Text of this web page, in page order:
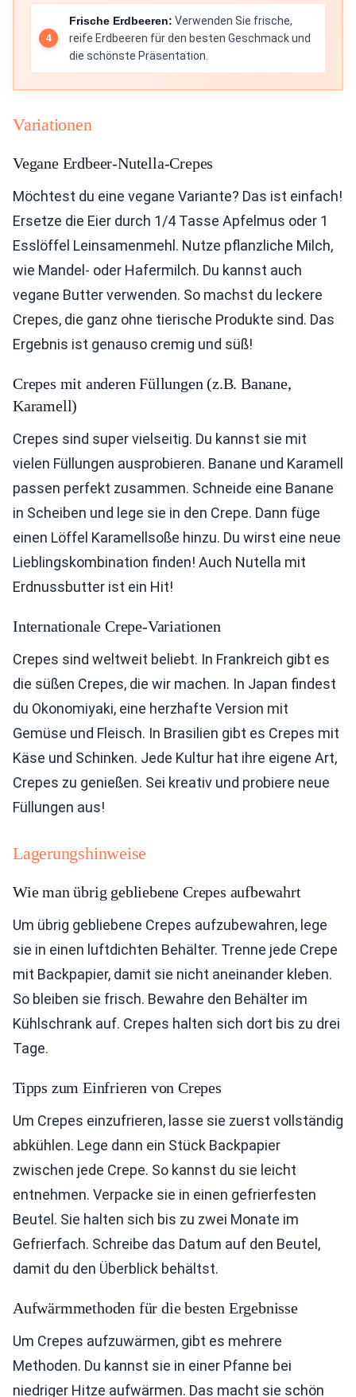
Frische Erdbeeren: Verwenden Sie frische,
reife Erdbeeren für den besten Geschmack und
die schönste Präsentation.
Variationen
Vegane Erdbeer-Nutella-Crepes
Möchtest du eine vegane Variante? Das ist einfach!
Ersetze die Eier durch 1/4 Tasse Apfelmus oder 1
Esslöffel Leinsamenmehl. Nutze pflanzliche Milch,
wie Mandel- oder Hafermilch. Du kannst auch
vegane Butter verwenden. So machst du leckere
Crepes, die ganz ohne tierische Produkte sind. Das
Ergebnis ist genauso cremig und süß!
Crepes mit anderen Füllungen (z.B. Banane,
Karamell)
Crepes sind super vielseitig. Du kannst sie mit
vielen Füllungen ausprobieren. Banane und Karamell
passen perfekt zusammen. Schneide eine Banane
in Scheiben und lege sie in den Crepe. Dann füge
einen Löffel Karamellsoße hinzu. Du wirst eine neue
Lieblingskombination finden! Auch Nutella mit
Erdnussbutter ist ein Hit!
Internationale Crepe-Variationen
Crepes sind weltweit beliebt. In Frankreich gibt es
die süßen Crepes, die wir machen. In Japan findest
du Okonomiyaki, eine herzhafte Version mit
Gemüse und Fleisch. In Brasilien gibt es Crepes mit
Käse und Schinken. Jede Kultur hat ihre eigene Art,
Crepes zu genießen. Sei kreativ und probiere neue
Füllungen aus!
Lagerungshinweise
Wie man übrig gebliebene Crepes aufbewahrt
Um übrig gebliebene Crepes aufzubewahren, lege
sie in einen luftdichten Behälter. Trenne jede Crepe
mit Backpapier, damit sie nicht aneinander kleben.
So bleiben sie frisch. Bewahre den Behälter im
Kühlschrank auf. Crepes halten sich dort bis zu drei
Tage.
Tipps zum Einfrieren von Crepes
Um Crepes einzufrieren, lasse sie zuerst vollständig
abkühlen. Lege dann ein Stück Backpapier
zwischen jede Crepe. So kannst du sie leicht
entnehmen. Verpacke sie in einen gefrierfesten
Beutel. Sie halten sich bis zu zwei Monate im
Gefrierfach. Schreibe das Datum auf den Beutel,
damit du den Überblick behältst.
Aufwärmmethoden für die besten Ergebnisse
Um Crepes aufzuwärmen, gibt es mehrere
Methoden. Du kannst sie in einer Pfanne bei
niedriger Hitze aufwärmen. Das macht sie schön